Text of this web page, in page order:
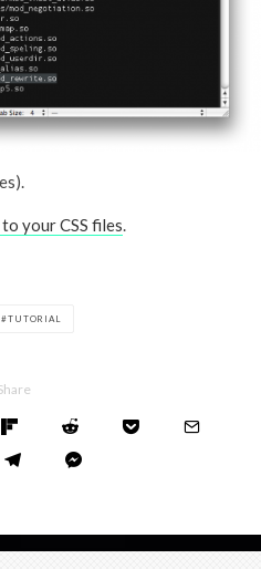
your CSS files.
TUTORIAL